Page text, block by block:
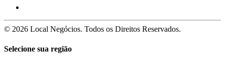
© 2026 Local Negócios. Todos os Direitos Reservados.
Selecione sua região